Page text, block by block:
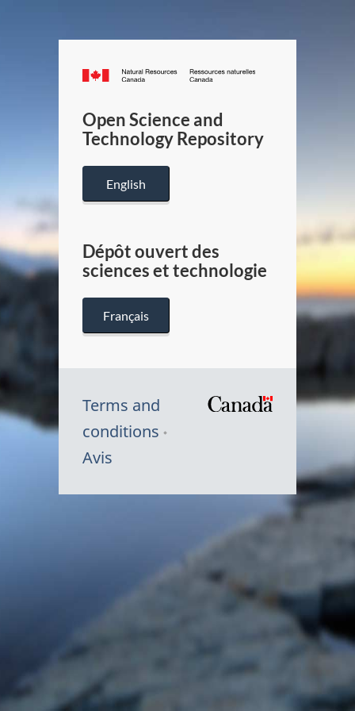
Canada.ca
/
Canada
Open Science and
Technology Repository
English
Dépôt ouvert des
sciences et technologie
Français
Terms and
conditions
Avis
du